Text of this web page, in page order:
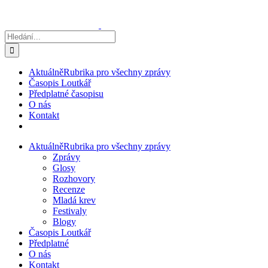
obsah
Hledat:
AktuálněRubrika pro všechny zprávy
Časopis Loutkář
Předplatné časopisu
O nás
Kontakt
AktuálněRubrika pro všechny zprávy
Zprávy
Glosy
Rozhovory
Recenze
Mladá krev
Festivaly
Blogy
Časopis Loutkář
Předplatné
O nás
Kontakt